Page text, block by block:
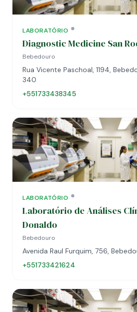
LABORATÓRIO
Diagnostic Medicine San
Bebedouro
Rua Vicente Paschoal, 1194,
340
+551733438345
LABORATÓRIO
Laboratório de Análises
Donaldo
Bebedouro
Avenida Raul Furquim, 756,
+551733421624